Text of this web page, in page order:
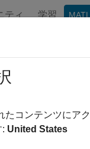
ティ 学習
physical signal
たコンテンツにア
: United States